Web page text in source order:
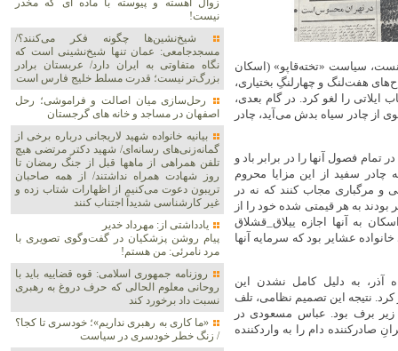
سیاست «تخته‌قاپو» (اسکان
هفت‌لنگ و چهارلنگِ بختیاری،
ایلات را تضعیف، خوانین را بازداشت و در سال ۱۳۱۰ القاب ایلاتی را لغو کرد. در گام بعدی،
از چادر سیاه بدش می‌آید، چادر
تمام فصول آنها را در برابر باد و
سفید از این مزایا محروم
و مرگباری مجاب کنند که نه در
به هر قیمتی شده خود را از
به آنها اجازه ییلاق_قشلاق
عشایر بود که سرمایه آنها
آذر، به دلیل کامل نشدن این
نتیجه این تصمیم نظامی، تلف
در زیر برف بود. عباس مسعودی در
صادرکننده دام را به واردکننده
زوال آهسته و پیوسته با ماده ای که مخدر
نیست!
شیخ‌نشین‌ها چگونه فکر می‌کنند؟/
مسجدجامعی: عمان تنها شیخ‌نشینی است که
نگاه متفاوتی به ایران دارد/ عربستان برادر
بزرگ‌تر نیست؛ قدرت مسلط خلیج فارس است
رحل‌سازی میان اصالت و فراموشی؛ رحل
اصفهان در مساجد و خانه های گرجستان
بیانیه خانواده شهید لاریجانی درباره برخی از
گمانه‌زنی‌های رسانه‌ای/ شهید دکتر مرتضی هیچ
تلفن همراهی از ماهها قبل از جنگ رمضان تا
روز شهادت همراه نداشتند/ از همه صاحبان
تریبون دعوت می‌کنیم از اظهارات شتاب زده و
غیر کارشناسی شدیداً اجتناب کنند
یادداشتی از: مهرداد خدیر
پیام روشن پزشکیان در گفت‌و‌گوی تصویری با
مرد نامرئی: من هستم!
روزنامه جمهوری اسلامی: قوه قضاییه باید با
روحانی معلوم الحالی که حرف دروغ به رهبری
نسبت داد برخورد کند
«ما کاری به رهبری نداریم»؛ خودسری تا کجا؟
/ زنگ خطر خودسری در سیاست